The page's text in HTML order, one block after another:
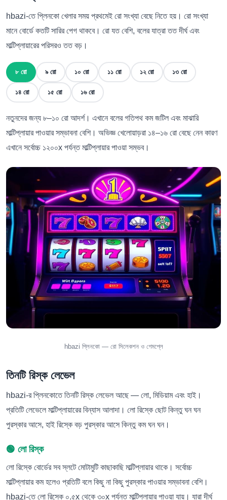
hbazi-তে প্লিনকো খেলার সময় প্রথমেই রো সংখ্যা বেছে নিতে হয়। রো সংখ্যা
মানে বোর্ডে কতটি সারির পেগ থাকবে। রো যত বেশি, বলের যাত্রা তত দীর্ঘ এবং
মাল্টিপ্লায়ারের পরিসরও তত বড়।
৮ রো ৯ রো ১০ রো ১১ রো ১২ রো ১৩ রো
১৪ রো ১৫ রো ১৬ রো
নতুনদের জন্য ৮–১০ রো আদর্শ। এখানে বলের গতিপথ কম জটিল এবং মাঝারি
মাল্টিপ্লায়ার পাওয়ার সম্ভাবনা বেশি। অভিজ্ঞ খেলোয়াড়রা ১৪–১৬ রো বেছে নেন কারণ
এখানে সর্বোচ্চ ১২০০x পর্যন্ত মাল্টিপ্লায়ার পাওয়া সম্ভব।
hbazi প্লিনকো — রো সিলেকশন ও গেমপ্লে
তিনটি রিস্ক লেভেল
hbazi-র প্লিনকোতে তিনটি রিস্ক লেভেল আছে — লো, মিডিয়াম এবং হাই।
প্রতিটি লেভেলে মাল্টিপ্লায়ারের বিন্যাস আলাদা। লো রিস্কে ছোট কিন্তু ঘন ঘন
পুরস্কার আসে, হাই রিস্কে বড় পুরস্কার আসে কিন্তু কম ঘন ঘন।
🟢 লো রিস্ক
লো রিস্কে বোর্ডের সব স্লটে মোটামুটি কাছাকাছি মাল্টিপ্লায়ার থাকে। সর্বোচ্চ
মাল্টিপ্লায়ার কম হলেও প্রতিটি বলে কিছু না কিছু পুরস্কার পাওয়ার সম্ভাবনা বেশি।
hbazi-তে লো রিস্কে ০.৫x থেকে ৩০x পর্যন্ত মাল্টিপ্লায়ার পাওয়া যায়। যারা দীর্ঘ